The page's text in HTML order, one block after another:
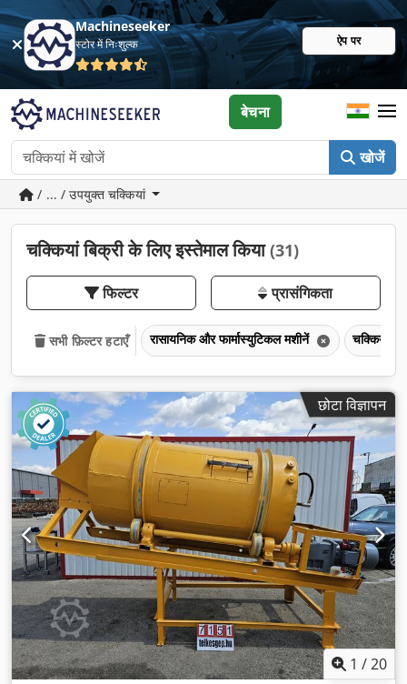
Machineseeker
स्टोर में निःशुल्क ऐप पर
खोजें
बेचना
/ ... / उपयुक्त चक्कियां
चक्कियां बिक्री के लिए इस्तेमाल किया(31)
फिल्टर प्रासंगिकता
सभी फ़िल्टर हटाएँ रासायनिक और फार्मास्युटिकल मशीनें चक्कियां
छोटा विज्ञापन
1 /20